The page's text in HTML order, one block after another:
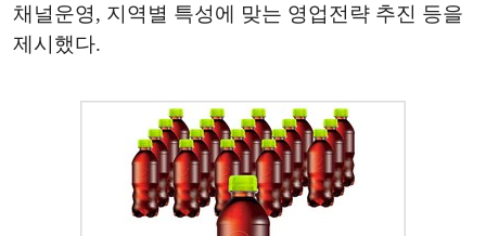
채널운영, 지역별 특성에 맞는 영업전략 추진 등을
제시했다.